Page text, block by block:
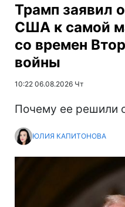
Трамп заявил
США к самой
со времен
войны
10:22 06.08.2026 Чт
Почему ее решили
ЮЛИЯ КАПИТОНОВА